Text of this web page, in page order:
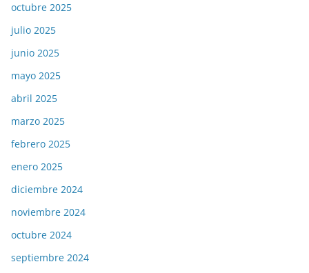
octubre 2025
julio 2025
junio 2025
mayo 2025
abril 2025
marzo 2025
febrero 2025
enero 2025
diciembre 2024
noviembre 2024
octubre 2024
septiembre 2024